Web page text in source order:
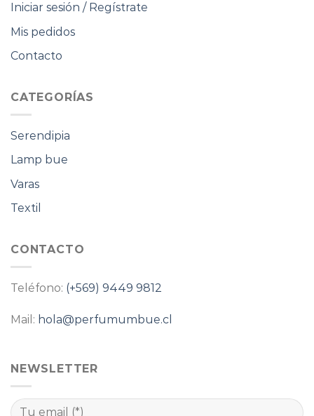
Iniciar sesión / Regístrate
Mis pedidos
Contacto
CATEGORÍAS
Serendipia
Lamp bue
Varas
Textil
CONTACTO
Teléfono: (+569) 9449 9812
Mail: hola@perfumumbue.cl
NEWSLETTER